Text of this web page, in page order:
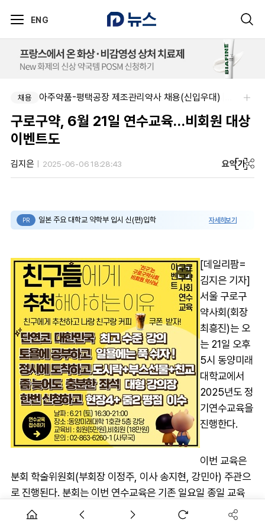
ENG
채용
채용 아주약품-평택공장 제조관리약사 채용(신입우대)
구로구약, 6월 21일 연수교육…비회원 대상
이벤트도
김지은 2025-06-06 18:28:43 요약가
PR 일본 주요 대학교 약학부 입시 신(편)입학 자세히보기
[데일리팜=
김지은 기자]
서울 구로구
약사회(회장
최흥진)는 오
는 21일 오후
5시 동양미래
대학교에서
2025년도 정
기연수교육을
진행한다.
이번 교육은
분회 학술위원회(부회장 이정주, 이사 송지현, 강민아) 주관으
로 진행된다. 분회는 이번 연수교육은 기존 일요일 종일 교육
방식에서 토요일 오후 강의로 시간대를 조정해 약사들의 접근